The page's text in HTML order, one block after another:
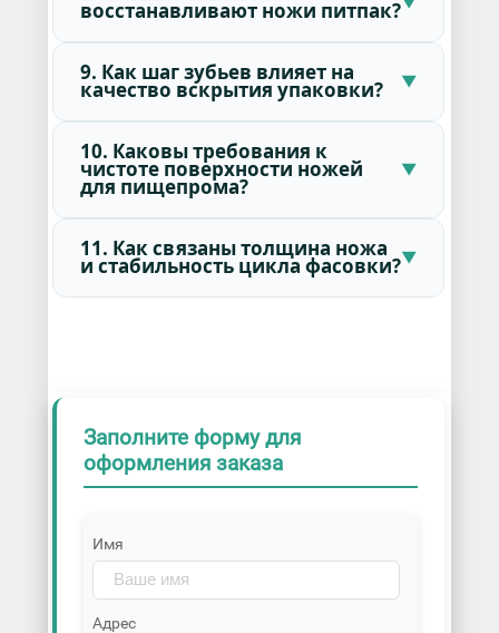
восстанавливают ножи питпак?
9. Как шаг зубьев влияет на
качество вскрытия упаковки?
10. Каковы требования к
чистоте поверхности ножей
для пищепрома?
11. Как связаны толщина ножа
и стабильность цикла фасовки?
Заполните форму для
оформления заказа
Имя
Адрес